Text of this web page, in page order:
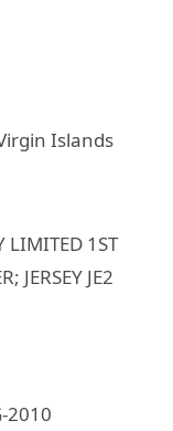
Islands
LIMITED 1ST
JERSEY JE2
2010